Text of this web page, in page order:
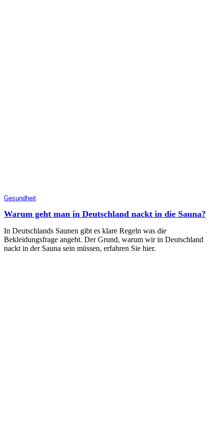
Gesundheit
Warum geht man in Deutschland nackt in die Sauna?
In Deutschlands Saunen gibt es klare Regeln was die
Bekleidungsfrage angeht. Der Grund, warum wir in Deutschland
nackt in der Sauna sein müssen, erfahren Sie hier.